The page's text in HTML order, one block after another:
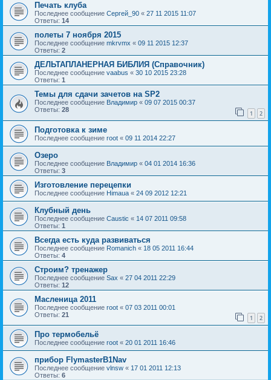
Печать клуба
Последнее сообщение Сергей_90 « 27 11 2015 11:07
Ответы: 14
полеты 7 ноября 2015
Последнее сообщение mkrvmx « 09 11 2015 12:37
Ответы: 2
ДЕЛЬТАПЛАНЕРНАЯ БИБЛИЯ (Справочник)
Последнее сообщение vaabus « 30 10 2015 23:28
Ответы: 1
Темы для сдачи зачетов на SP2
Последнее сообщение Владимир « 09 07 2015 00:37
Ответы: 28 1 2
Подготовка к зиме
Последнее сообщение root « 09 11 2014 22:27
Озеро
Последнее сообщение Владимир « 04 01 2014 16:36
Ответы: 3
Изготовление перецепки
Последнее сообщение Himaua « 24 09 2012 12:21
Клубный день
Последнее сообщение Caustic « 14 07 2011 09:58
Ответы: 1
Всегда есть куда развиваться
Последнее сообщение Romanich « 18 05 2011 16:44
Ответы: 4
Строим? тренажер
Последнее сообщение Sax « 27 04 2011 22:29
Ответы: 12
Масленица 2011
Последнее сообщение root « 07 03 2011 00:01
Ответы: 21 1 2
Про термобельё
Последнее сообщение root « 20 01 2011 16:46
прибор FlymasterB1Nav
Последнее сообщение vlnsw « 17 01 2011 12:13
Ответы: 6